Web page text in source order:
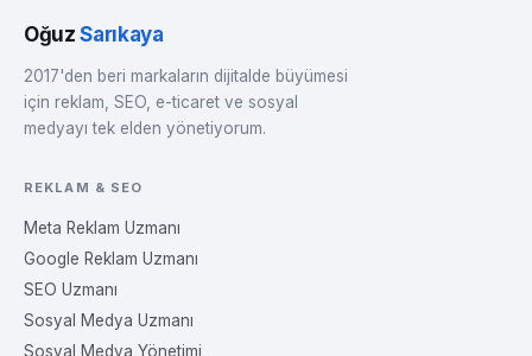
OğuzSarıkaya
2017'den beri markaların dijitalde büyümesi
için reklam, SEO, e-ticaret ve sosyal
medyayı tek elden yönetiyorum.
REKLAM & SEO
Meta Reklam Uzmanı
Google Reklam Uzmanı
SEO Uzmanı
Sosyal Medya Uzmanı
Sosyal Medya Yönetimi